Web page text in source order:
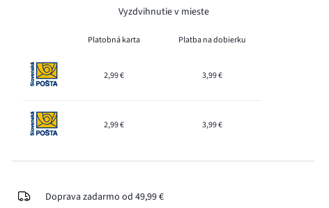
Vyzdvihnutie v mieste
Platobná karta Platba na dobierku
2,99 € 3,99 €
2,99 € 3,99 €
Doprava zadarmo od 49,99 €